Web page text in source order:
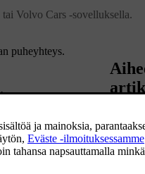
Volvo Cars -sovelluksella.
puheyhteys.
Volvo